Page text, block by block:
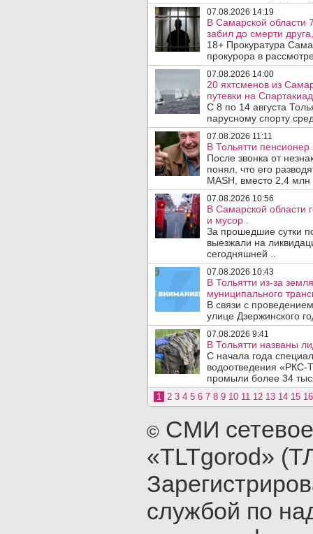
07.08.2026 14:19
В Самарской области
забил до смерти
18+ Прокуратура
прокурора в
07.08.2026 14:00
20 яхтсменов из
путевки на
С 8 по 14 августа
парусному спорту
07.08.2026 11:11
В Тольятти
После звонка от
понял, что его
MASH, вместо 2,4 млн
07.08.2026 10:56
В Самарской области
и мусор .
За прошедшие сутки
выезжали на
сегодняшней ..
07.08.2026 10:43
В Тольятти из-за
муниципального
В связи с
улице Дзержинского
07.08.2026 9:41
В Тольятти названы
С начала года
водоотведения «РКС-
промыли более 34
1 2 3 4 5 6 7 8 9 10 11 12 13 14 15 16
© СМИ
«TLTgorod»
службой по